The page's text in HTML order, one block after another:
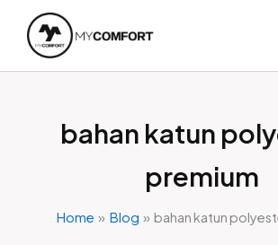
content
bahan katun
premium
Home Blog bahan katun